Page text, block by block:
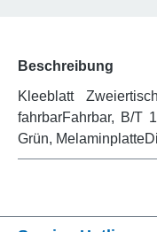
Beschreibung
Kleeblatt
fahrbarFahrbar, B/T
Grün,